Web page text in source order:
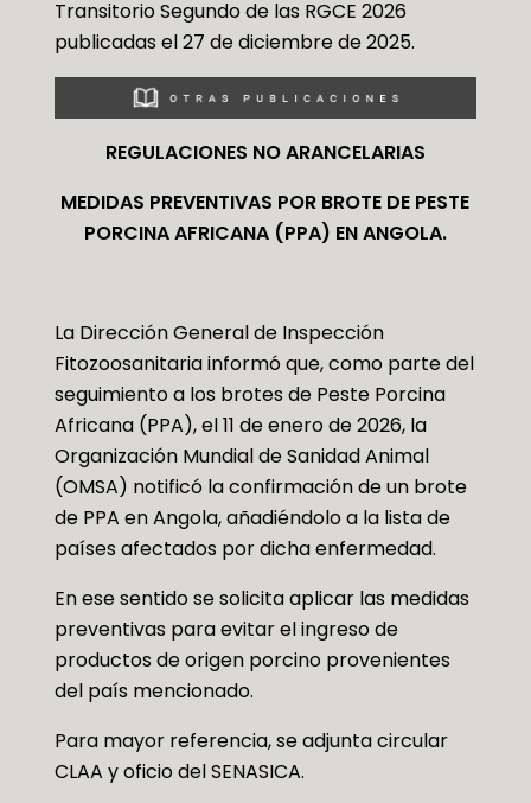
Transitorio Segundo de las RGCE 2026
publicadas el 27 de diciembre de 2025.
REGULACIONES NO ARANCELARIAS
MEDIDAS PREVENTIVAS POR BROTE DE PESTE
PORCINA AFRICANA (PPA) EN ANGOLA.
La Dirección General de Inspección
Fitozoosanitaria informó que, como parte del
seguimiento a los brotes de Peste Porcina
Africana (PPA), el 11 de enero de 2026, la
Organización Mundial de Sanidad Animal
(OMSA) notificó la confirmación de un brote
de PPA en Angola, añadiéndolo a la lista de
países afectados por dicha enfermedad.
En ese sentido se solicita aplicar las medidas
preventivas para evitar el ingreso de
productos de origen porcino provenientes
del país mencionado.
Para mayor referencia, se adjunta circular
CLAA y oficio del SENASICA.